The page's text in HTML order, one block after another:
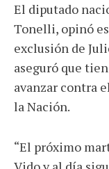
El diputado
Tonelli, opinó
exclusión de
aseguró que
avanzar contra
la Nación.
“El próximo